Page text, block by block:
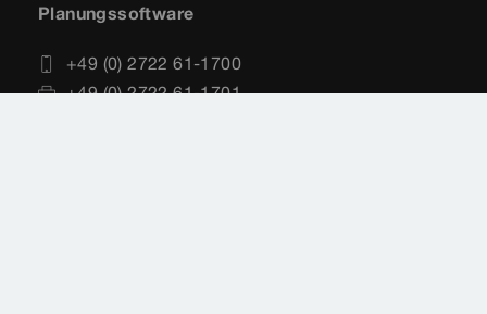
Planungssoftware
+49 (0) 2722 61-1700
+49 (0) 2722 61-1701